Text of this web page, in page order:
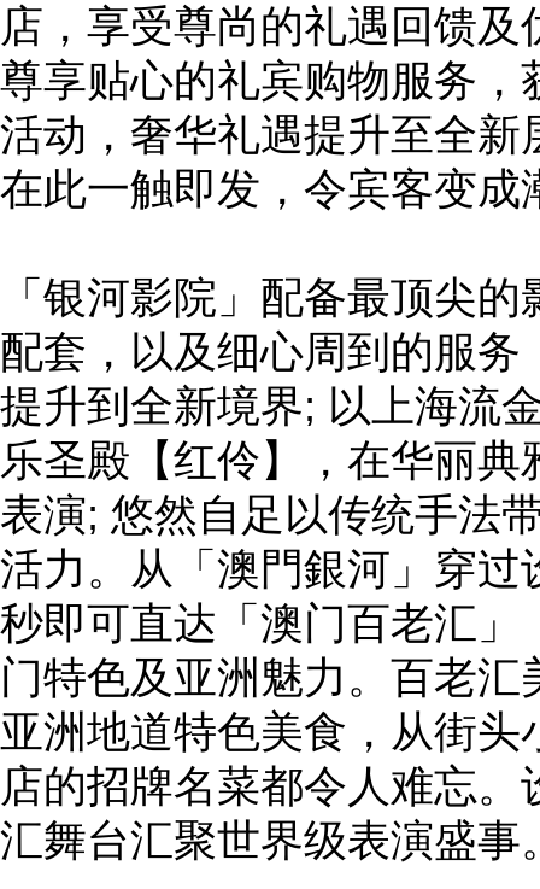
店，享受尊尚的礼遇回馈
尊享贴心的礼宾购物服务
活动，奢华礼遇提升至全
在此一触即发，令宾客变成
「银河影院」配备最顶尖
配套，以及细心周到的服
提升到全新境界; 以上海流
乐圣殿【红伶】，在华丽
表演; 悠然自足以传统手法
活力。从「澳門銀河」穿
秒即可直达「澳门百老汇
门特色及亚洲魅力。百老
亚洲地道特色美食，从街
店的招牌名菜都令人难忘
汇舞台汇聚世界级表演盛事